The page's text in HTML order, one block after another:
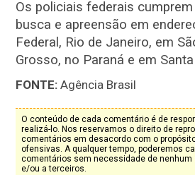
Os policiais federais
busca e apreensão em
Federal, Rio de Janeiro, em
Grosso, no Paraná e em
FONTE:Agência Brasil
O conteúdo de cada comentário é de
realizá-lo. Nos reservamos o direito de
comentários em desacordo com o
ofensivas. A qualquer tempo, poderemos
comentários sem necessidade de nenhum
e/ou a terceiros.